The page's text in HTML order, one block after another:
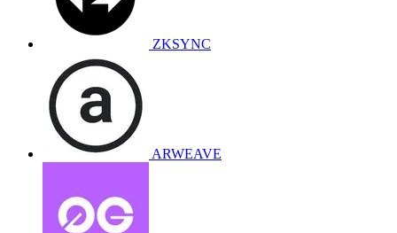
ZKSYNC
ARWEAVE